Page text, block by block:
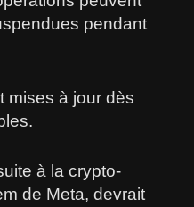
pendant
mises à jour dès
à la crypto-
de Meta, devrait